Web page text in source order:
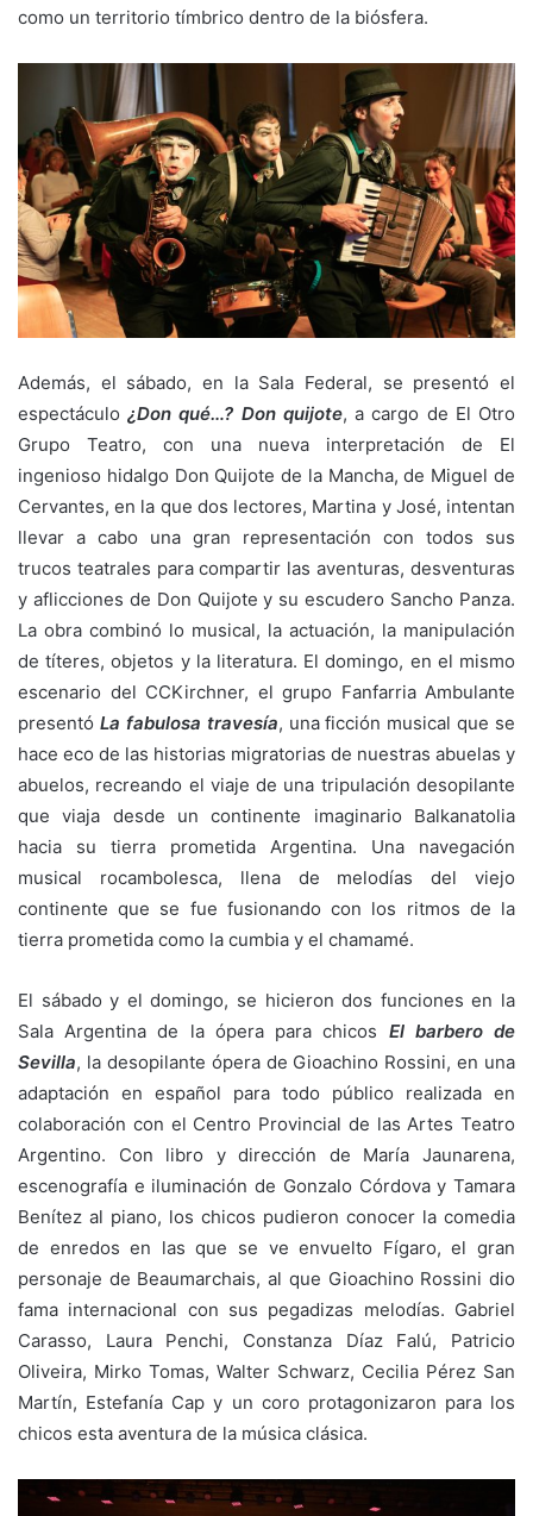
como un territorio tímbrico dentro de la biósfera.
Además, el sábado, en la Sala Federal, se presentó el
espectáculo¿Don qué…? Don quijote, a cargo de El Otro
Grupo Teatro, con una nueva interpretación de El
ingenioso hidalgo Don Quijote de la Mancha, de Miguel de
Cervantes, en la que dos lectores, Martina y José, intentan
llevar a cabo una gran representación con todos sus
trucos teatrales para compartir las aventuras, desventuras
y aflicciones de Don Quijote y su escudero Sancho Panza.
La obra combinó lo musical, la actuación, la manipulación
de títeres, objetos y la literatura. El domingo, en el mismo
escenario del CCKirchner, el grupo Fanfarria Ambulante
presentó La fabulosa travesía, una ficción musical que se
hace eco de las historias migratorias de nuestras abuelas y
abuelos, recreando el viaje de una tripulación desopilante
que viaja desde un continente imaginario Balkanatolia
hacia su tierra prometida Argentina. Una navegación
musical rocambolesca, llena de melodías del viejo
continente que se fue fusionando con los ritmos de la
tierra prometida como la cumbia y el chamamé.
El sábado y el domingo, se hicieron dos funciones en la
Sala Argentina de la ópera para chicos El barbero de
Sevilla, la desopilante ópera de Gioachino Rossini, en una
adaptación en español para todo público realizada en
colaboración con el Centro Provincial de las Artes Teatro
Argentino. Con libro y dirección de María Jaunarena,
escenografía e iluminación de Gonzalo Córdova y Tamara
Benítez al piano, los chicos pudieron conocer la comedia
de enredos en las que se ve envuelto Fígaro, el gran
personaje de Beaumarchais, al que Gioachino Rossini dio
fama internacional con sus pegadizas melodías. Gabriel
Carasso, Laura Penchi, Constanza Díaz Falú, Patricio
Oliveira, Mirko Tomas, Walter Schwarz, Cecilia Pérez San
Martín, Estefanía Cap y un coro protagonizaron para los
chicos esta aventura de la música clásica.